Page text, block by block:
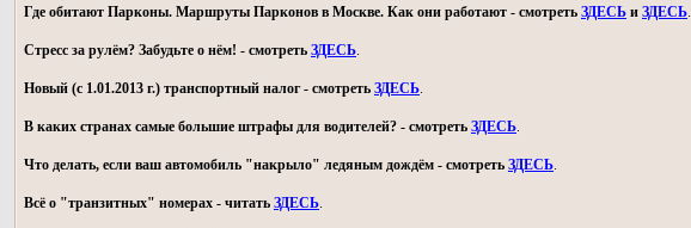
Где обитают Парконы. Маршруты Парконов в Москве. Как они работают - смотреть ЗДЕСЬ и ЗДЕСЬ.
Стресс за рулём? Забудьте о нём! - смотреть ЗДЕСЬ.
Новый (с 1.01.2013 г.) транспортный налог - смотреть ЗДЕСЬ.
В каких странах самые большие штрафы для водителей? - смотреть ЗДЕСЬ.
Что делать, если ваш автомобиль "накрыло" ледяным дождём - смотреть ЗДЕСЬ.
Всё о "транзитных" номерах - читать ЗДЕСЬ.